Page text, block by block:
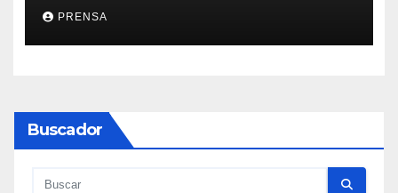
PRENSA
Buscador